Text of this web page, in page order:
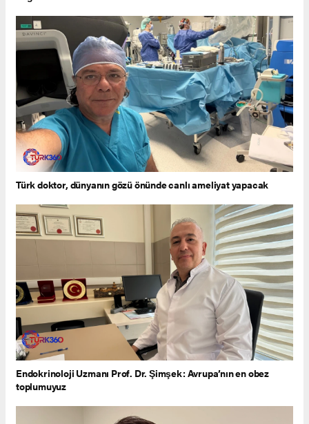
Türk doktor, dünyanın gözü önünde canlı ameliyat yapacak
Endokrinoloji Uzmanı Prof. Dr. Şimşek: Avrupa’nın en obez
toplumuyuz